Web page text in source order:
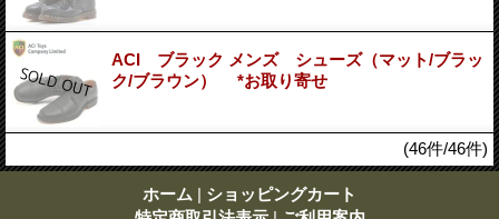
ACI ブラック メンズ シューズ（マット/ブラッ
ク/ブラウン） *お取り寄せ
(46件/46件)
ホーム | ショッピングカート